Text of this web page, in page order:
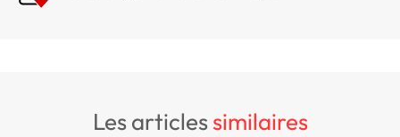
les articlessimilaires